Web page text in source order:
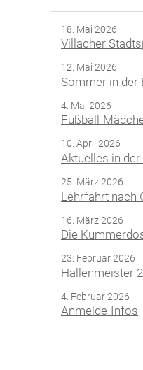
18. Mai 2026
Villacher
12. Mai 2026
Sommer in der
4. Mai 2026
Fußball-
10. April 2026
Aktuelles in
25. März 2026
Lehrfahrt nach
16. März 2026
Die
23. Februar 2026
Hallenmeister
4. Februar 2026
Anmelde-Infos